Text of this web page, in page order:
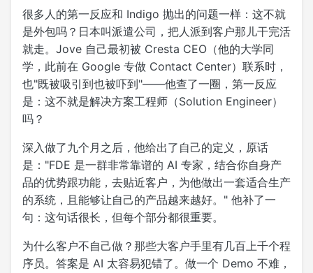
很多人的第一反应和 Indigo 抛出的问题一样：这不就
是外包吗？日本叫派遣公司，把人派到客户那儿干完活
就走。Jove 自己最初被 Cresta CEO（他的大学同
学，此前在 Google 专做 Contact Center）联系时，
也"既被吸引到也被吓到"——他查了一圈，第一反应
是：这不就是解决方案工程师（Solution Engineer）
吗？
深入做了九个月之后，他给出了自己的定义，原话
是："FDE 是一群非常靠谱的 AI 专家，结合你自身产
品的优势跟功能，去贴近客户，为他做出一套适合生产
的系统，且能够让自己的产品越来越好。" 他补了一
句：这句话很长，但每个部分都很重要。
为什么客户不自己做？那些大客户手里有几百上千个程
序员。答案是 AI 太容易犯错了。做一个 Demo 不难，